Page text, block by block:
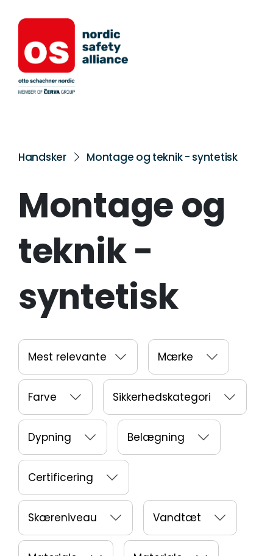
Handsker Montage og teknik - syntetisk
Montage og
teknik -
syntetisk
Mest relevante Mærke
Farve Sikkerhedskategori
Dypning Belægning
Certificering
Skæreniveau Vandtæt